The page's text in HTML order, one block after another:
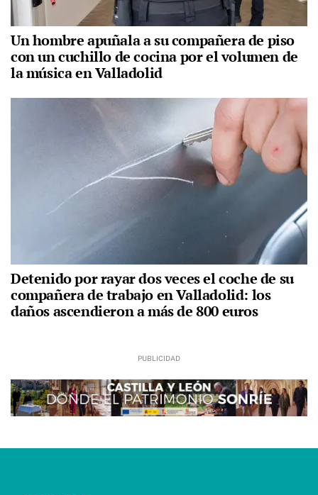
Un hombre apuñala a su compañera de piso
con un cuchillo de cocina por el volumen de
la música en Valladolid
Detenido por rayar dos veces el coche de su
compañera de trabajo en Valladolid: los
daños ascendieron a más de 800 euros